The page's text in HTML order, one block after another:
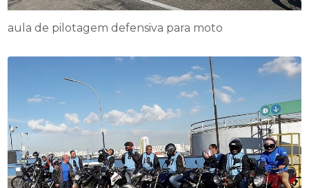
aula de pilotagem defensiva para moto